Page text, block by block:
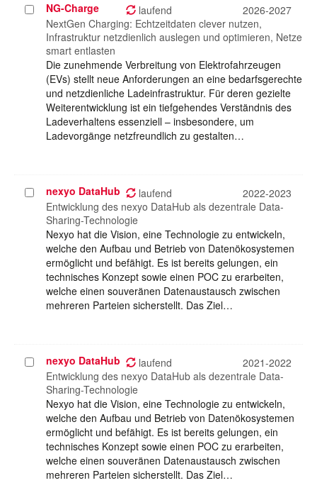
Projekt
auswählen
NG-Charge laufend
2026-2027
NextGen Charging: Echtzeitdaten clever nutzen,
Infrastruktur netzdienlich auslegen und optimieren, Netze
smart entlasten
Die zunehmende Verbreitung von Elektrofahrzeugen
(EVs) stellt neue Anforderungen an eine bedarfsgerechte
und netzdienliche Ladeinfrastruktur. Für deren gezielte
Weiterentwicklung ist ein tiefgehendes Verständnis des
Ladeverhaltens essenziell – insbesondere, um
Ladevorgänge netzfreundlich zu gestalten…
Projekt
auswählen
nexyo DataHub laufend
2022-2023
Entwicklung des nexyo DataHub als dezentrale Data-
Sharing-Technologie
Nexyo hat die Vision, eine Technologie zu entwickeln,
welche den Aufbau und Betrieb von Datenökosystemen
ermöglicht und befähigt. Es ist bereits gelungen, ein
technisches Konzept sowie einen POC zu erarbeiten,
welche einen souveränen Datenaustausch zwischen
mehreren Parteien sicherstellt. Das Ziel…
Projekt
auswählen
nexyo DataHub laufend
2021-2022
Entwicklung des nexyo DataHub als dezentrale Data-
Sharing-Technologie
Nexyo hat die Vision, eine Technologie zu entwickeln,
welche den Aufbau und Betrieb von Datenökosystemen
ermöglicht und befähigt. Es ist bereits gelungen, ein
technisches Konzept sowie einen POC zu erarbeiten,
welche einen souveränen Datenaustausch zwischen
mehreren Parteien sicherstellt. Das Ziel…